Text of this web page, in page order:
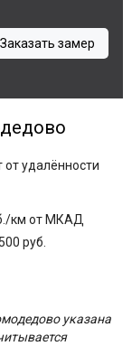
Заказать замер
удалённости
км от МКАД
руб.
указана